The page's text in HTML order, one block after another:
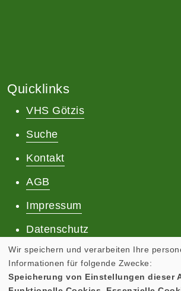
Quicklinks
VHS Götzis
Suche
Kontakt
AGB
Impressum
Datenschutz
Wir speichern und verarbeiten Ihre
Informationen für folgende Zwecke:
Speicherung von Einstellungen dieser